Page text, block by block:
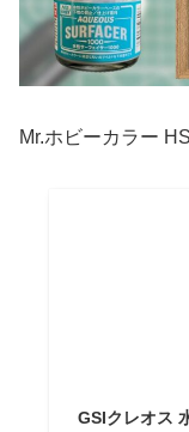
Mr.ホビーカラー
GSIクレオス